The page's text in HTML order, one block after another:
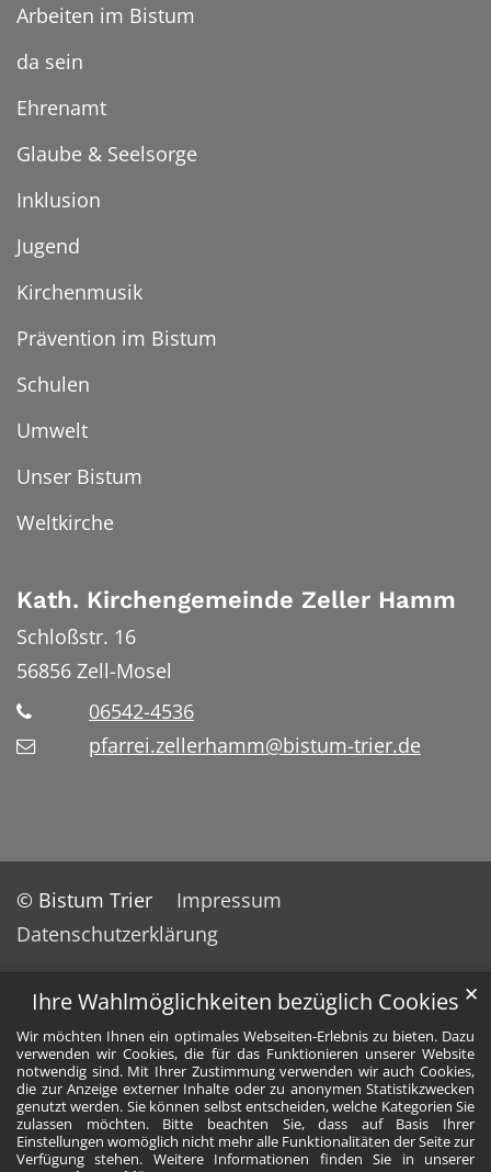
Ihre Wahlmöglichkeiten bezüglich Cookies
Wir möchten Ihnen ein optimales Webseiten-Erlebnis zu bieten. Dazu
verwenden wir Cookies, die für das Funktionieren unserer Website
notwendig sind. Mit Ihrer Zustimmung verwenden wir auch Cookies,
die zur Anzeige externer Inhalte oder zu anonymen Statistikzwecken
genutzt werden. Sie können selbst entscheiden, welche Kategorien Sie
zulassen möchten. Bitte beachten Sie, dass auf Basis Ihrer
Einstellungen womöglich nicht mehr alle Funktionalitäten der Seite zur
Verfügung stehen. Weitere Informationen finden Sie in unserer
✕
Arbeiten im Bistum
da sein
Ehrenamt
Glaube & Seelsorge
Inklusion
Jugend
Kirchenmusik
Prävention im Bistum
Schulen
Umwelt
Unser Bistum
Weltkirche
Kath. Kirchengemeinde Zeller Hamm
Schloßstr. 16
56856 Zell-Mosel
06542-4536
pfarrei.zellerhamm@bistum-trier.de
© Bistum Trier
Impressum
Datenschutzerklärung